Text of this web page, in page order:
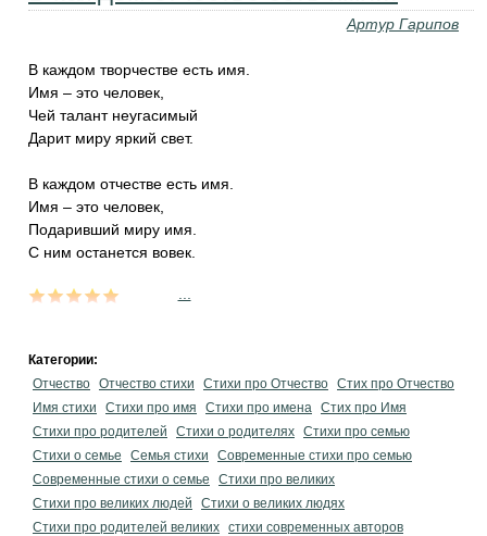
Артур Гарипов
В каждом творчестве есть имя.
Имя – это человек,
Чей талант неугасимый
Дарит миру яркий свет.
В каждом отчестве есть имя.
Имя – это человек,
Подаривший миру имя.
С ним останется вовек.
Категории:
Отчество Отчество стихи Стихи про Отчество Стих про Отчество
Имя стихи
Стихи про имя Стихи про имена Стих про Имя
Стихи про родителей
Стихи о родителях Стихи про семью
Стихи о семье
Семья стихи
Современные стихи про семью
Современные стихи о семье
Стихи про великих
Стихи про великих людей
Стихи о великих людях
Стихи про родителей великих стихи современных авторов